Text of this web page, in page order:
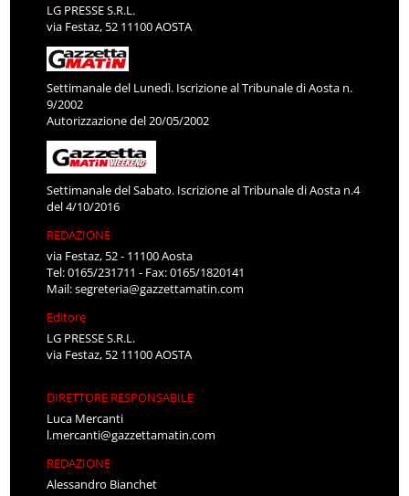
LG PRESSE S.R.L.
via Festaz, 52 11100 AOSTA
Settimanale del Lunedì. Iscrizione al Tribunale di Aosta n.
9/2002
Autorizzazione del 20/05/2002
Settimanale del Sabato. Iscrizione al Tribunale di Aosta n.4
del 4/10/2016
REDAZIONE
via Festaz, 52 - 11100 Aosta
Tel: 0165/231711 - Fax: 0165/1820141
Mail:segreteria@gazzettamatin.com
Editore
LG PRESSE S.R.L.
via Festaz, 52 11100 AOSTA
DIRETTORE RESPONSABILE
Luca Mercanti
l.mercanti@gazzettamatin.com
REDAZIONE
Alessandro Bianchet